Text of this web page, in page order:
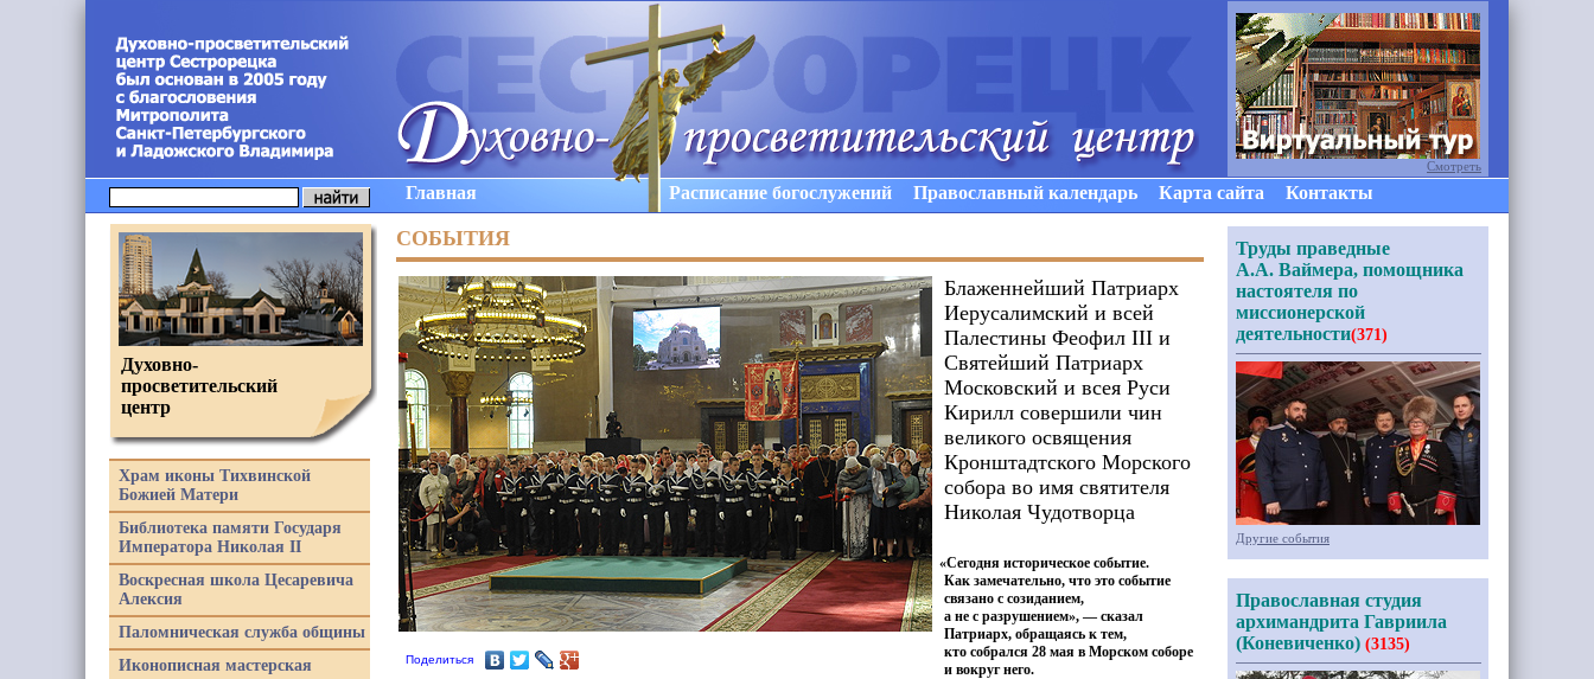
Главная Расписание богослужений Православный календарь Карта сайта Контакты
СОБЫТИЯ
Поделиться
Блаженнейший Патриарх
Иерусалимский и всей
Палестины Феофил III и
Святейший Патриарх
Московский и всея Руси
Кирилл совершили чин
великого освящения
Кронштадтского Морского
собора во имя святителя
Николая Чудотворца
«Сегодня историческое событие.
Как замечательно, что это событие
связано с созиданием,
а не с разрушением», — сказал
Патриарх, обращаясь к тем,
кто собрался 28 мая в Морском соборе
и вокруг него.
Духовно-
просветительский
центр
Храм иконы Тихвинской
Божией Матери
Библиотека памяти Государя
Императора Николая II
Воскресная школа Цесаревича
Алексия
Паломническая служба общины
Иконописная мастерская
Смотреть
Труды праведные
А.А. Ваймера, помощника
настоятеля по
миссионерской
деятельности(371)
Другие события
Православная студия
архимандрита Гавриила
(Коневиченко) (3135)